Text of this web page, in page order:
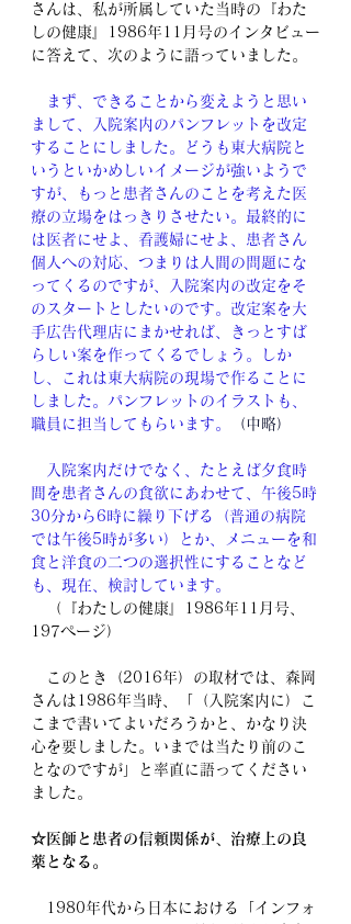
さんは、私が所属していた当時の『わた
しの健康』1986年11月号のインタビュー
に答えて、次のように語っていました。
まず、できることから変えようと思い
まして、入院案内のパンフレットを改定
することにしました。どうも東大病院と
いうといかめしいイメージが強いようで
すが、もっと患者さんのことを考えた医
療の立場をはっきりさせたい。最終的に
は医者にせよ、看護婦にせよ、患者さん
個人への対応、つまりは人間の問題にな
ってくるのですが、入院案内の改定をそ
のスタートとしたいのです。改定案を大
手広告代理店にまかせれば、きっとすば
らしい案を作ってくるでしょう。しか
し、これは東大病院の現場で作ることに
しました。パンフレットのイラストも、
職員に担当してもらいます。
（中略）
入院案内だけでなく、たとえば夕食時
間を患者さんの食欲にあわせて、午後5時
30分から6時に繰り下げる（普通の病院
では午後5時が多い）とか、メニューを和
食と洋食の二つの選択性にすることなど
も、現在、検討しています。
（『わたしの健康』1986年11月号、
197ページ）
このとき（2016年）の取材では、森岡
さんは1986年当時、「（入院案内に）こ
こまで書いてよいだろうかと、かなり決
心を要しました。いまでは当たり前のこ
となのですが」と率直に語ってください
ました。
☆医師と患者の信頼関係が、治療上の良
薬となる。
1980年代から日本における「インフォ